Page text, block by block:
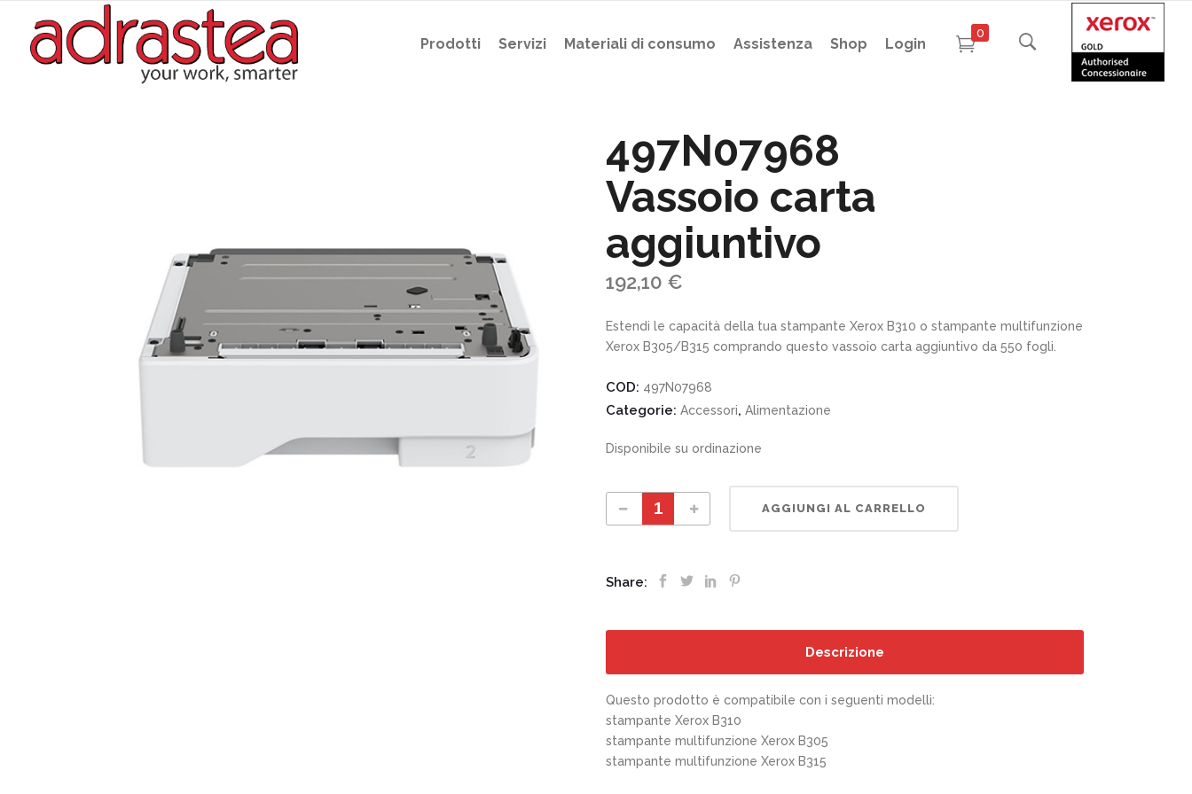
Prodotti Servizi Materiali di consumo Assistenza Shop Login
0
497N07968
Vassoio carta
aggiuntivo
192,10 €
Estendi le capacità della tua stampante Xerox B310 o stampante multifunzione
Xerox B305/B315 comprando questo vassoio carta aggiuntivo da 550 fogli.
COD: 497N07968
Categorie: Accessori, Alimentazione
Disponibile su ordinazione
497N07968 Vassoio carta aggiuntivo quantity
AGGIUNGI AL CARRELLO
Share:
Descrizione
Questo prodotto è compatibile con i seguenti modelli:
stampante Xerox B310
stampante multifunzione Xerox B305
stampante multifunzione Xerox B315